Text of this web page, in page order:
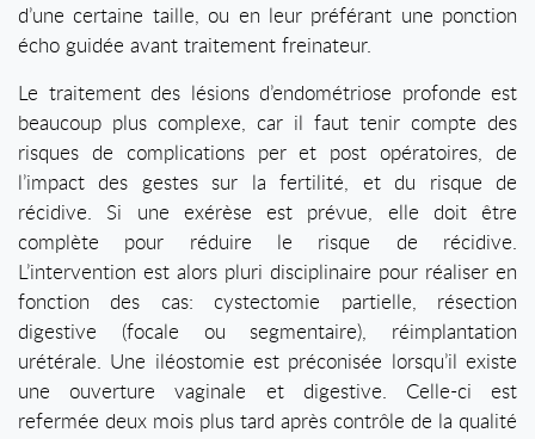
d’une certaine taille, ou en leur préférant une ponction
écho guidée avant traitement freinateur.
Le traitement des lésions d’endométriose profonde est
beaucoup plus complexe, car il faut tenir compte des
risques de complications per et post opératoires, de
l’impact des gestes sur la fertilité, et du risque de
récidive. Si une exérèse est prévue, elle doit être
complète pour réduire le risque de récidive.
L’intervention est alors pluri disciplinaire pour réaliser en
fonction des cas: cystectomie partielle, résection
digestive (focale ou segmentaire), réimplantation
urétérale. Une iléostomie est préconisée lorsqu’il existe
une ouverture vaginale et digestive. Celle-ci est
refermée deux mois plus tard après contrôle de la qualité